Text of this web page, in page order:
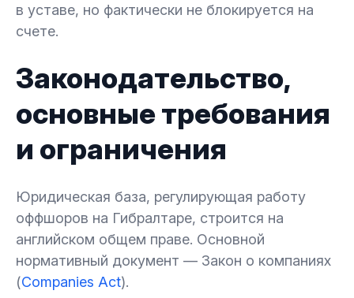
в уставе, но фактически не блокируется на
счете.
Законодательство,
основные требования
и ограничения
Юридическая база, регулирующая работу
оффшоров на Гибралтаре, строится на
английском общем праве. Основной
нормативный документ — Закон о компаниях
(Companies Act).